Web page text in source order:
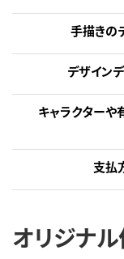
手描きの
デザイン
キャラクターや
支払
オリジナ